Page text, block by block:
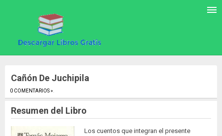
Cañón De Juchipila
0 COMENTARIOS ».
Resumen del Libro
Los cuentos que integran el presente